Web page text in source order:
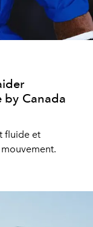
by Canada
fluide et